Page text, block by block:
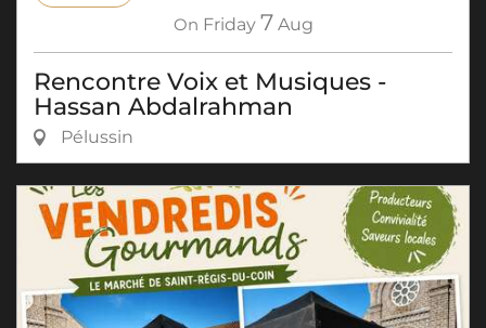
On Friday 7 Aug
Rencontre Voix et Musiques -
Hassan Abdalrahman
Pélussin